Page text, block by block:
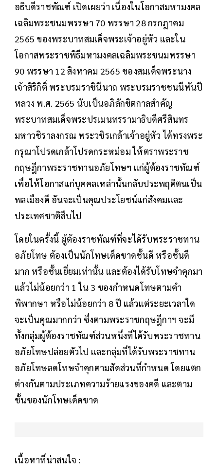
อธิบดีราชทัณฑ์ เปิดเผยว่า เนื่องในโอกาสมหามงคล
เฉลิมพระชนมพรรษา 70 พรรษา 28 กรกฎาคม
2565 ของพระบาทสมเด็จพระเจ้าอยู่หัว และใน
โอกาสพระราชพิธีมหามงคลเฉลิมพระชนมพรรษา
90 พรรษา 12 สิงหาคม 2565 ของสมเด็จพระนาง
เจ้าสิริกิติ์ พระบรมราชินีนาถ พระบรมราชชนนีพันปี
หลวง พ.ศ. 2565 นับเป็นอภิลักขิตกาลสำคัญ
พระบาทสมเด็จพระปรเมนทรรามาธิบดีศรีสินทร
มหาวชิราลงกรณ พระวชิรเกล้าเจ้าอยู่หัว ได้ทรงพระ
กรุณาโปรดเกล้าโปรดกระหม่อม ให้ตราพระราช
กฤษฎีกาพระราชทานอภัยโทษฯ แก่ผู้ต้องราชทัณฑ์
เพื่อให้โอกาสแก่บุคคลเหล่านั้นกลับประพฤติตนเป็น
พลเมืองดี อันจะเป็นคุณประโยชน์แก่สังคมและ
ประเทศชาติสืบไป
โดยในครั้งนี้ ผู้ต้องราชทัณฑ์ที่จะได้รับพระราชทาน
อภัยโทษ ต้องเป็นนักโทษเด็ดขาดชั้นดี หรือชั้นดี
มาก หรือชั้นเยี่ยมเท่านั้น และต้องได้รับโทษจำคุกมา
แล้วไม่น้อยกว่า 1 ใน 3 ของกำหนดโทษตามคำ
พิพากษา หรือไม่น้อยกว่า 8 ปี แล้วแต่ระยะเวลาใด
จะเป็นคุณมากกว่า ซึ่งตามพระราชกฤษฎีกาฯ จะมี
ทั้งกลุ่มผู้ต้องราชทัณฑ์ส่วนหนึ่งที่ได้รับพระราชทาน
อภัยโทษปล่อยตัวไป และกลุ่มที่ได้รับพระราชทาน
อภัยโทษลดโทษจำคุกตามสัดส่วนที่กำหนด โดยแตก
ต่างกันตามประเภทความร้ายแรงของคดี และตาม
ชั้นของนักโทษเด็ดขาด
เนื้อหาที่น่าสนใจ :